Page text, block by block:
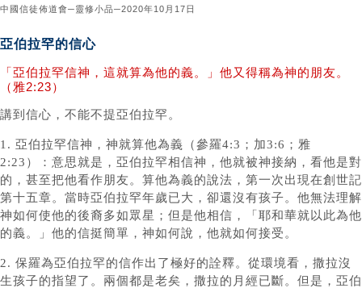
中國信徒佈道會─靈修小品─2020年10月17日
亞伯拉罕的信心
「亞伯拉罕信神，這就算為他的義。」他又得稱為神的朋友。
（雅2:23）
講到信心，不能不提亞伯拉罕。
1. 亞伯拉罕信神，神就算他為義（參羅4:3；加3:6；雅
2:23）：意思就是，亞伯拉罕相信神，他就被神接納，看他是對
的，甚至把他看作朋友。算他為義的說法，第一次出現在創世記
第十五章。當時亞伯拉罕年歲已大，卻還沒有孩子。他無法理解
神如何使他的後裔多如眾星；但是他相信，「耶和華就以此為他
的義。」他的信挺簡單，神如何說，他就如何接受。
2. 保羅為亞伯拉罕的信作出了極好的詮釋。從環境看，撒拉沒
生孩子的指望了。兩個都是老矣，撒拉的月經已斷。但是，亞伯